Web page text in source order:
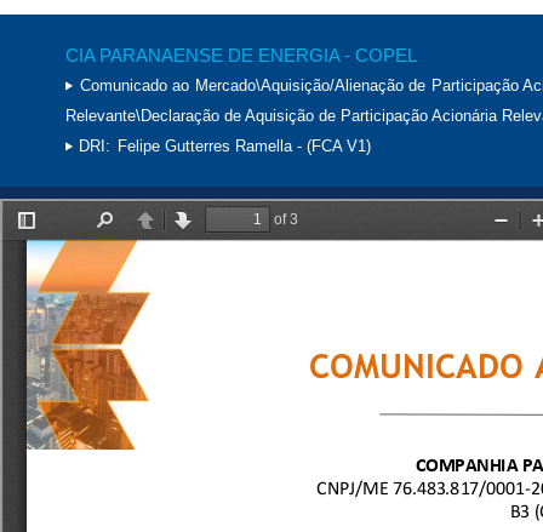
CIA PARANAENSE DE ENERGIA - COPEL
Comunicado ao Mercado\Aquisição/Alienação de Participação
Relevante\Declaração de Aquisição de Participação Acionária
DRI: Felipe Gutterres Ramella - (FCA V1)